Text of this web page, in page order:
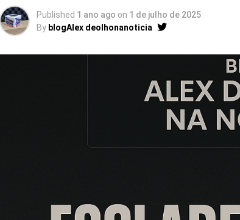
Published 1 ano ago on 1 de julho de 2025
By blogAlex deolhonanoticia